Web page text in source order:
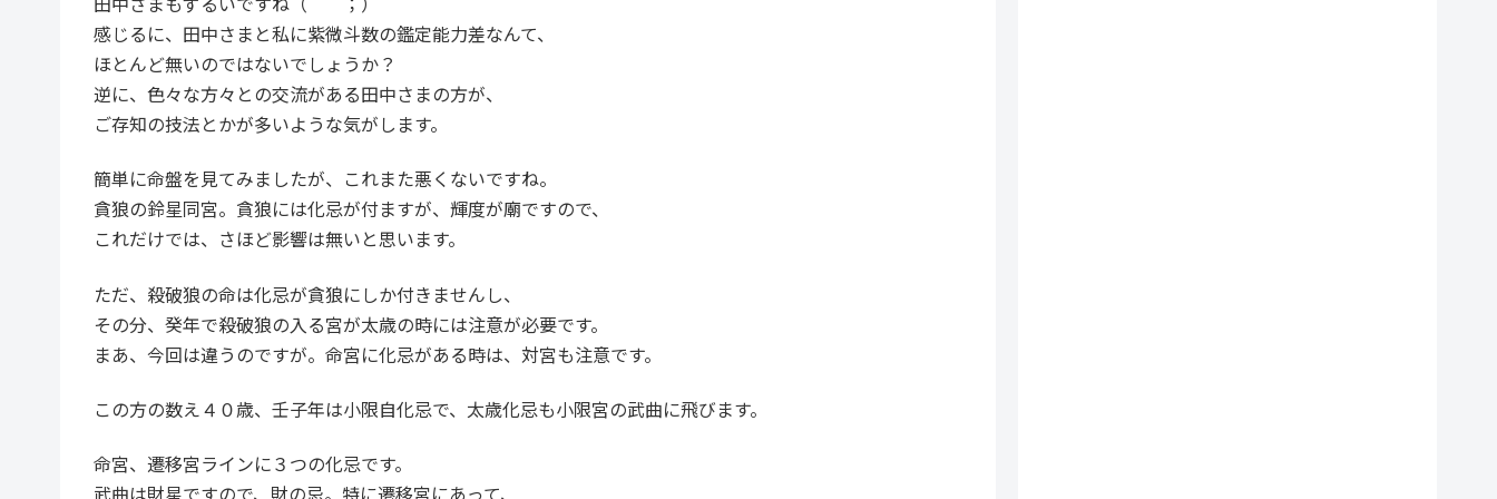
感じるに、田中さまと私に紫微斗数の鑑定能力差なんて、
ほとんど無いのではないでしょうか？
逆に、色々な方々との交流がある田中さまの方が、
ご存知の技法とかが多いような気がします。
簡単に命盤を見てみましたが、これまた悪くないですね。
貪狼の鈴星同宮。貪狼には化忌が付ますが、輝度が廟ですので、
これだけでは、さほど影響は無いと思います。
ただ、殺破狼の命は化忌が貪狼にしか付きませんし、
その分、癸年で殺破狼の入る宮が太歳の時には注意が必要です。
まあ、今回は違うのですが。命宮に化忌がある時は、対宮も注意です。
この方の数え４０歳、壬子年は小限自化忌で、太歳化忌も小限宮の武曲に飛びます。
命宮、遷移宮ラインに３つの化忌です。